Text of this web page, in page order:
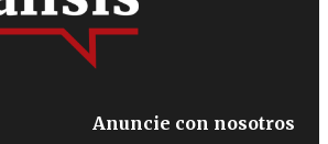
Anuncie con nosotros